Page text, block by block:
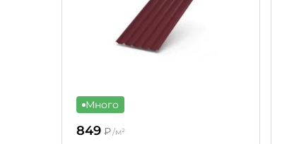
Много
849 ₽/м²